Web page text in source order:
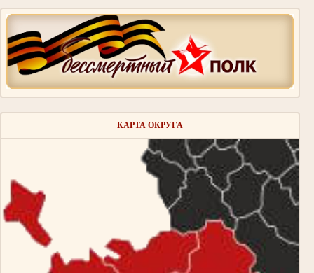
КАРТА ОКРУГА